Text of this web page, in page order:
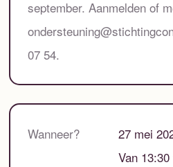
september. Aanmelden of
07 54.
Wanneer?
27 mei
Van